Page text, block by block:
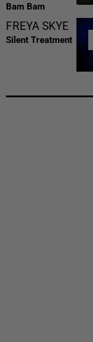
Bam Bam
FREYA SKYE
Silent Treatment